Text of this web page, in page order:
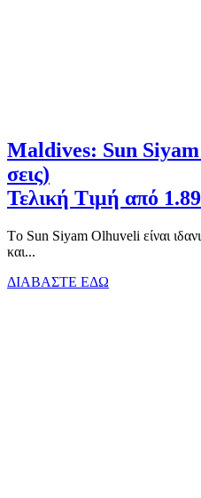
Maldives: Sun
σεις)
Τελική Τιμή από
Tο Sun Siyam Olhuveli είναι
και...
ΔΙΑΒΑΣΤΕ ΕΔΩ